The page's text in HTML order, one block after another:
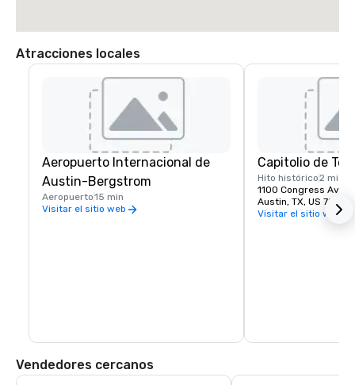
Atracciones locales
Aeropuerto Internacional de
Austin-Bergstrom
Aeropuerto15 min
Visitar el sitio web
Capitolio de
Hito histórico2 mi
1100 Congress Ave,
Austin, TX, US 78701
Visitar el sitio web
Vendedores cercanos